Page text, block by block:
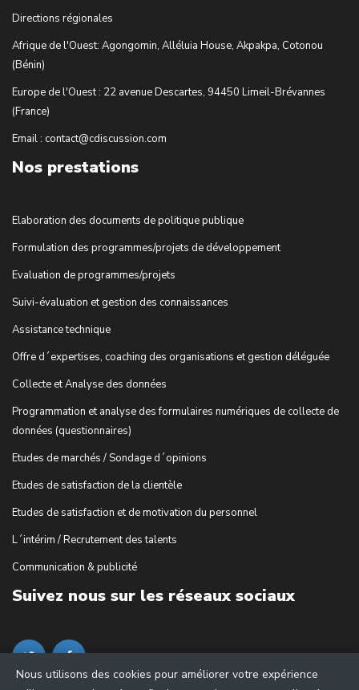
Directions régionales
Afrique de l'Ouest: Agongomin, Alléluia House, Akpakpa, Cotonou
(Bénin)
Europe de l'Ouest : 22 avenue Descartes, 94450 Limeil-Brévannes
(France)
Email : contact@cdiscussion.com
Nos prestations
Elaboration des documents de politique publique
Formulation des programmes/projets de développement
Evaluation de programmes/projets
Suivi-évaluation et gestion des connaissances
Assistance technique
Offre d´expertises, coaching des organisations et gestion déléguée
Collecte et Analyse des données
Programmation et analyse des formulaires numériques de collecte de
données (questionnaires)
Etudes de marchés / Sondage d´opinions
Etudes de satisfaction de la clientèle
Etudes de satisfaction et de motivation du personnel
L´intérim / Recrutement des talents
Communication & publicité
Suivez nous sur les réseaux sociaux
Nous utilisons des cookies pour améliorer votre expérience